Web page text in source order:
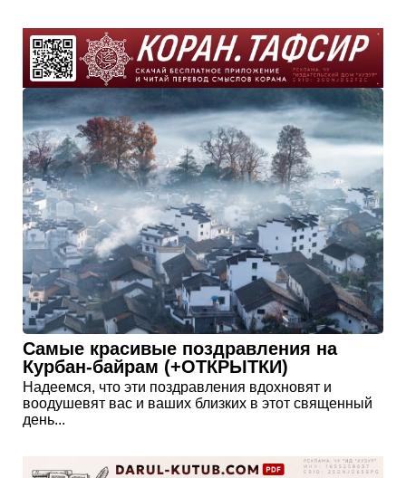
Самые красивые поздравления на
Курбан-байрам (+ОТКРЫТКИ)
Надеемся, что эти поздравления вдохновят и
воодушевят вас и ваших близких в этот священный
день...